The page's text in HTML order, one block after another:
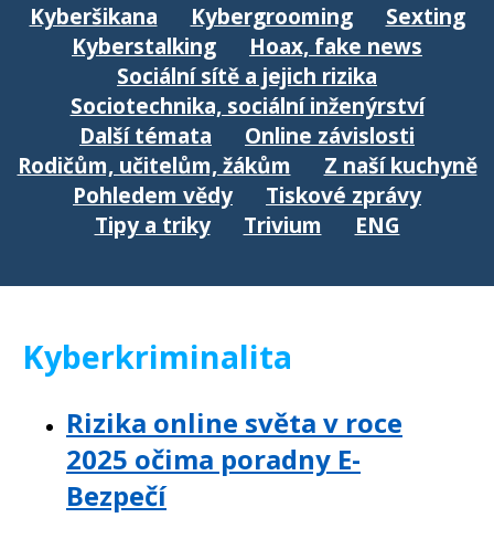
Kyberšikana Kybergrooming
Sexting
Kyberstalking
Hoax, fake news
Sociální sítě a jejich rizika
Sociotechnika, sociální inženýrství
Další témata
Online závislosti
Rodičům, učitelům, žákům
Z naší kuchyně
Pohledem vědy
Tiskové zprávy
Tipy a triky
Trivium ENG
Kyberkriminalita
Rizika online světa v roce
2025 očima poradny E-
Bezpečí